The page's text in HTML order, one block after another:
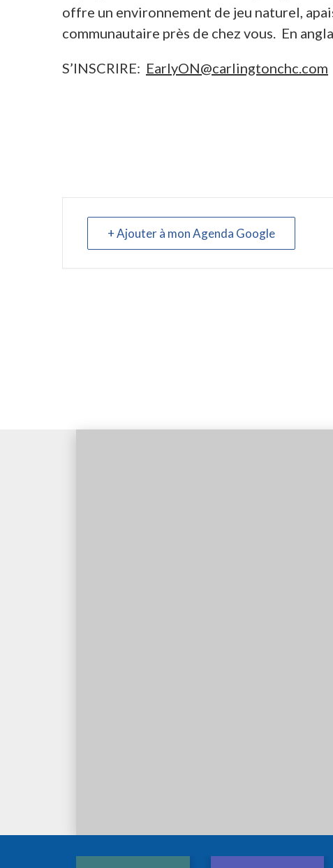
offre un environnement de jeu naturel,
communautaire près de chez vous. En
S’INSCRIRE: EarlyON@carlingtonchc.com
+ Ajouter à mon Agenda Google